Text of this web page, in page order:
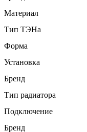
Материал
Тип ТЭНа
Форма
Установка
Бренд
Тип радиатора
Подключение
Бренд